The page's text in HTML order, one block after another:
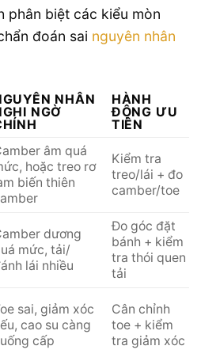
phân biệt các kiểu mòn
đoán sai nguyên nhân
NHÂN
NGỜ
HÀNH
ĐỘNG ƯU
TIÊN
âm quá
hoặc treo rơ
biến thiên
Kiểm tra
treo/lái + đo
camber/toe
dương
mức, tải/
lái nhiều
Đo góc đặt
bánh + kiểm
tra thói quen
tải
sai, giảm xóc
cao su càng
cấp
Cân chỉnh
toe + kiểm
tra giảm xóc